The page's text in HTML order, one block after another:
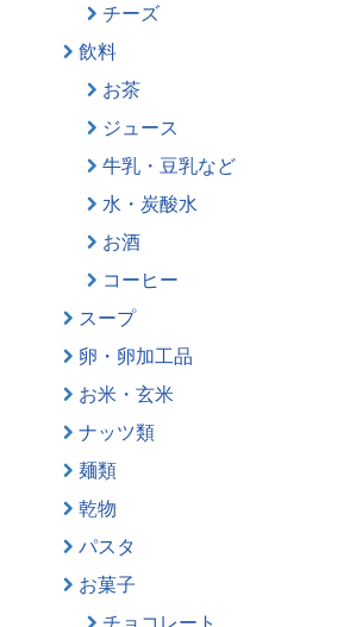
チーズ
飲料
お茶
ジュース
牛乳・豆乳など
水・炭酸水
お酒
コーヒー
スープ
卵・卵加工品
お米・玄米
ナッツ類
麺類
乾物
パスタ
お菓子